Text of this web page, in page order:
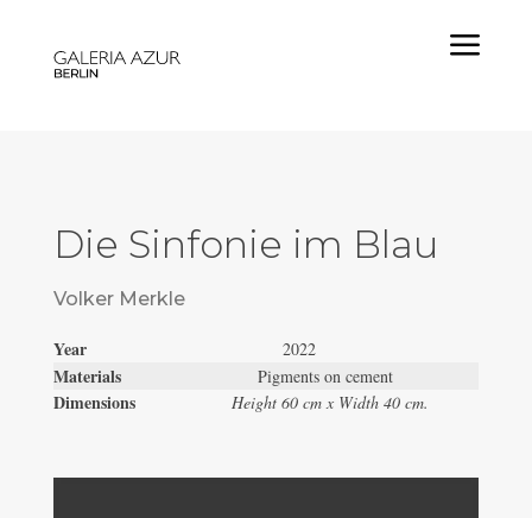
a
Die Sinfonie im Blau
Volker Merkle
Year 2022
Materials Pigments on cement
Dimensions Height 60 cm x Width 40 cm.